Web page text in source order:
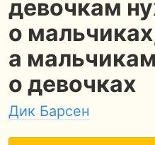
девочкам
о
а
о девочках
Дик Барсен